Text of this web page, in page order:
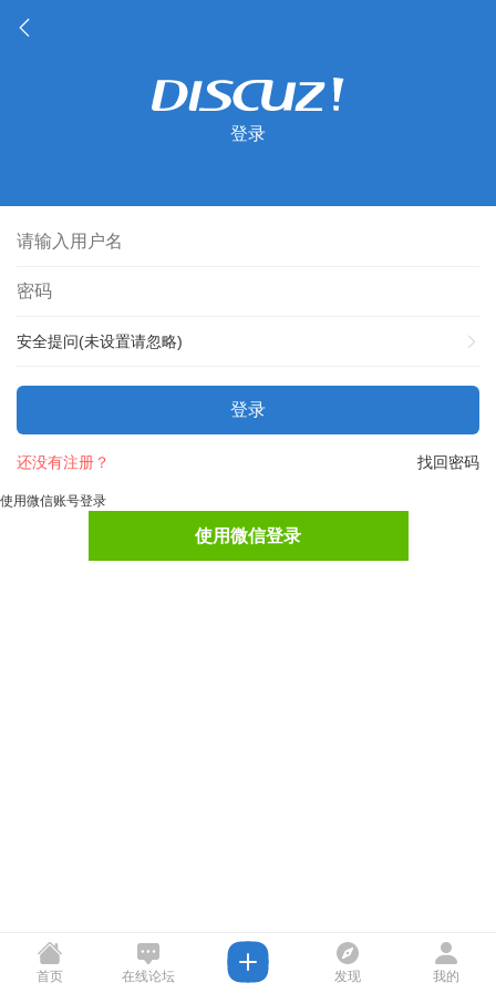
登录
安全提问(未设置请忽略)
登录
找回密码
还没有注册？
使用微信账号登录
使用微信登录
首页 在线论坛 发现 我的